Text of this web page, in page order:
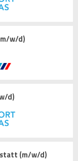
w/d)
d)
(m/w/d)